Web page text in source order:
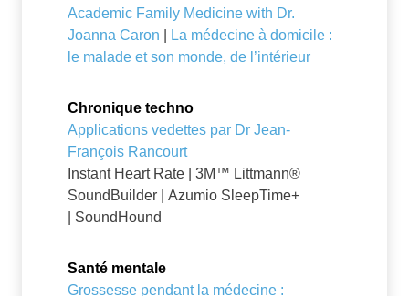
Academic Family Medicine with Dr.
Joanna Caron
La médecine à domicile :
le malade et son monde, de l’intérieur
Chronique techno
Applications vedettes par Dr Jean-
François Rancourt
Instant Heart Rate | 3M™ Littmann®
SoundBuilder | Azumio SleepTime+
| SoundHound
Santé mentale
Grossesse pendant la médecine :